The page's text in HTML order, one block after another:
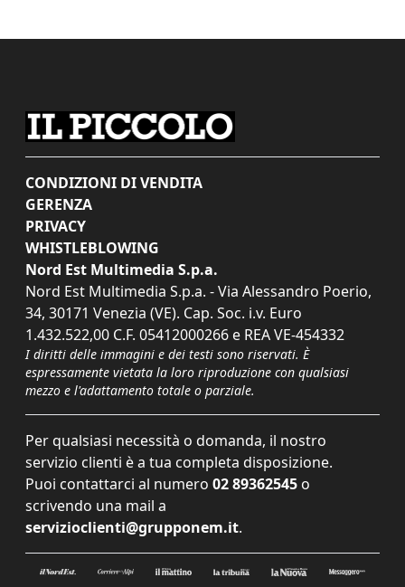
CONDIZIONI DI VENDITA
GERENZA
PRIVACY
WHISTLEBLOWING
Nord Est Multimedia S.p.a.
Nord Est Multimedia S.p.a. - Via Alessandro Poerio,
34, 30171 Venezia (VE). Cap. Soc. i.v. Euro
1.432.522,00 C.F. 05412000266 e REA VE-454332
I diritti delle immagini e dei testi sono riservati. È
espressamente vietata la loro riproduzione con qualsiasi
mezzo e l'adattamento totale o parziale.
Per qualsiasi necessità o domanda, il nostro
servizio clienti è a tua completa disposizione.
Puoi contattarci al numero 02 89362545 o
scrivendo una mail a
servizioclienti@grupponem.it.